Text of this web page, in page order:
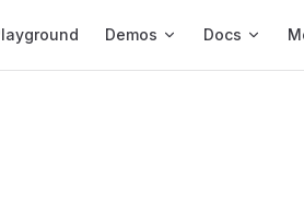
Demos Docs